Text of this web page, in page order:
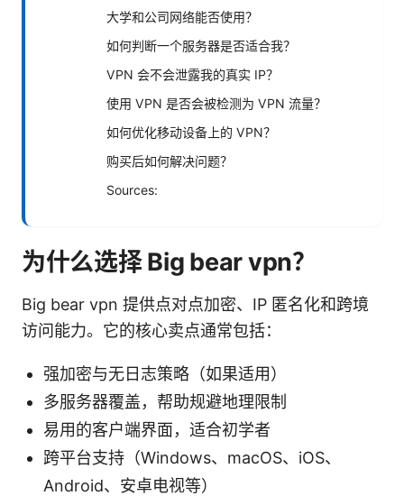
大学和公司网络能否使用？
如何判断一个服务器是否适合我？
VPN 会不会泄露我的真实 IP？
使用 VPN 是否会被检测为 VPN 流量？
如何优化移动设备上的 VPN？
购买后如何解决问题？
Sources:
为什么选择 Big bear vpn？
Big bear vpn 提供点对点加密、IP 匿名化和跨境
访问能力。它的核心卖点通常包括：
强加密与无日志策略（如果适用）
多服务器覆盖，帮助规避地理限制
易用的客户端界面，适合初学者
跨平台支持（Windows、macOS、iOS、
Android、安卓电视等）